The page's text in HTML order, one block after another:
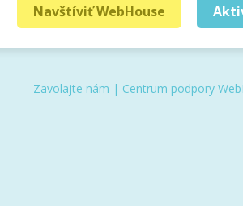
Navštíviť WebHouse
Zavolajte nám | Centrum podpory